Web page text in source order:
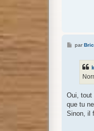
Mpar
Oui, tout
que tu
Sinon, il